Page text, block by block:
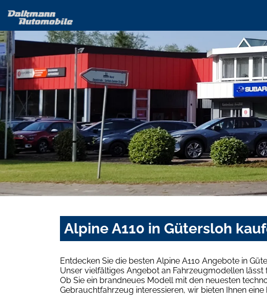
Alpine A110 in Gütersloh
Entdecken Sie die besten Alpine A110 Angebote in
Unser vielfältiges Angebot an Fahrzeugmodellen lässt
Ob Sie ein brandneues Modell mit den neuesten
Gebrauchtfahrzeug interessieren, wir bieten Ihnen eine